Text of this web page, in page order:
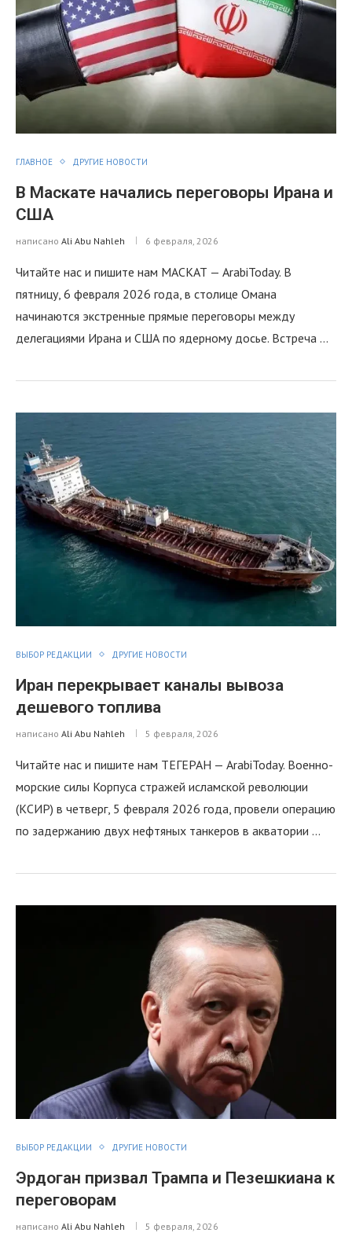
ГЛАВНОЕ ДРУГИЕ НОВОСТИ
В Маскате начались переговоры Ирана и
США
написано Ali Abu Nahleh 6 февраля, 2026
Читайте нас и пишите нам МАСКАТ — ArabiToday. В
пятницу, 6 февраля 2026 года, в столице Омана
начинаются экстренные прямые переговоры между
делегациями Ирана и США по ядерному досье. Встреча …
ВЫБОР РЕДАКЦИИ ДРУГИЕ НОВОСТИ
Иран перекрывает каналы вывоза
дешевого топлива
написано Ali Abu Nahleh 5 февраля, 2026
Читайте нас и пишите нам ТЕГЕРАН — ArabiToday. Военно-
морские силы Корпуса стражей исламской революции
(КСИР) в четверг, 5 февраля 2026 года, провели операцию
по задержанию двух нефтяных танкеров в акватории …
ВЫБОР РЕДАКЦИИ ДРУГИЕ НОВОСТИ
Эрдоган призвал Трампа и Пезешкиана к
переговорам
написано Ali Abu Nahleh 5 февраля, 2026